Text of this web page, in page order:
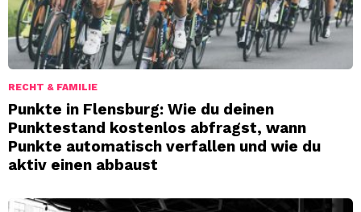
RECHT & FAMILIE
Punkte in Flensburg: Wie du deinen
Punktestand kostenlos abfragst, wann
Punkte automatisch verfallen und wie du
aktiv einen abbaust